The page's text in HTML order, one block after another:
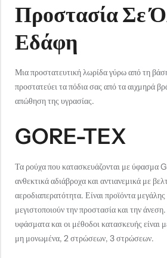
Προστασία Σε
Εδάφη
Μια προστατευτική λωρίδα γύρω από τη
προστατεύει τα πόδια σας από τα αιχμηρά
απώθηση της υγρασίας.
GORE-TEX
Τα ρούχα που κατασκευάζονται με ύφασμα
ανθεκτικά αδιάβροχα και αντιανεμικά με
αεροδιαπερατότητα. Είναι προϊόντα
μεγιστοποιούν την προστασία και την
υφάσματα και οι μέθοδοι κατασκευής είναι
μη μονωμένα, 2 στρώσεων, 3 στρώσεων.